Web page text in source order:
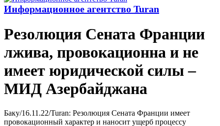
Информационное агентство Turan
Резолюция Сената Франции
лжива, провокационна и не
имеет юридической силы –
МИД Азербайджана
Баку/16.11.22/Turan: Резолюция Сената Франции имеет
провокационный характер и наносит ущерб процессу